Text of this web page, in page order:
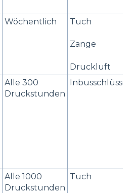
Wöchentlich Tuch
Zange
Druckluft
Alle 300
Druckstunden
Inbusschlüssel
Alle 1000
Druckstunden
Tuch